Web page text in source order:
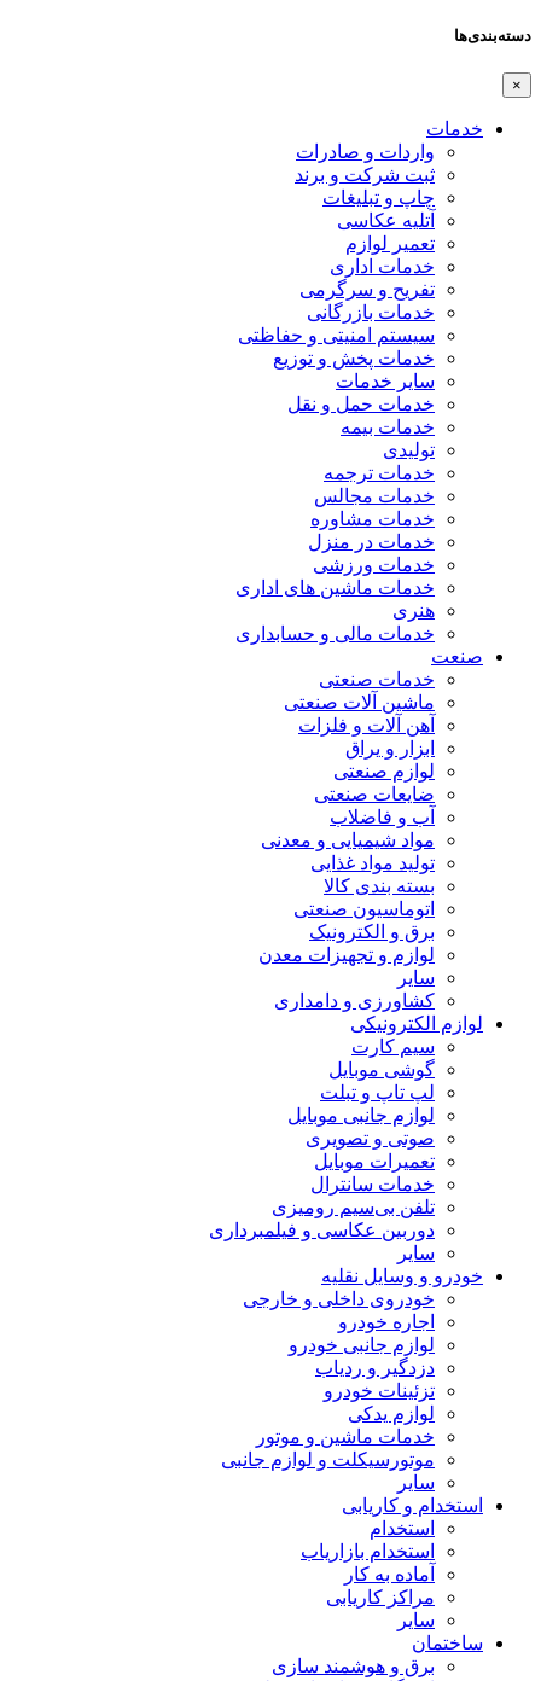
دسته‌بندی‌ها
×
خدمات
واردات و صادرات
ثبت شرکت و برند
چاپ و تبلیغات
آتلیه عکاسی
تعمیر لوازم
خدمات اداری
تفریح و سرگرمی
خدمات بازرگانی
سیستم امنیتی و حفاظتی
خدمات پخش و توزیع
سایر خدمات
خدمات حمل و نقل
خدمات بیمه
تولیدی
خدمات ترجمه
خدمات مجالس
خدمات مشاوره
خدمات در منزل
خدمات ورزشی
خدمات ماشین های اداری
هنری
خدمات مالی و حسابداری
صنعت
خدمات صنعتی
ماشین آلات صنعتی
آهن آلات و فلزات
ابزار و یراق
لوازم صنعتی
ضایعات صنعتی
آب و فاضلاب
مواد شیمیایی و معدنی
تولید مواد غذایی
بسته بندی کالا
اتوماسیون صنعتی
برق و الکترونیک
لوازم و تجهیزات معدن
سایر
کشاورزی و دامداری
لوازم الکترونیکی
سیم کارت
گوشی موبایل
لپ تاپ و تبلت
لوازم جانبی موبایل
صوتی و تصویری
تعمیرات موبایل
خدمات سانترال
تلفن بی‌سیم رومیزی
دوربین عکاسی و فیلمبرداری
سایر
خودرو و وسایل نقلیه
خودروی داخلی و خارجی
اجاره خودرو
لوازم جانبی خودرو
دزدگیر و ردیاب
تزئینات خودرو
لوازم یدکی
خدمات ماشین و موتور
موتورسیکلت و لوازم جانبی
سایر
استخدام و کاریابی
استخدام
استخدام بازاریاب
آماده به کار
مراکز کاریابی
سایر
ساختمان
برق و هوشمند سازی